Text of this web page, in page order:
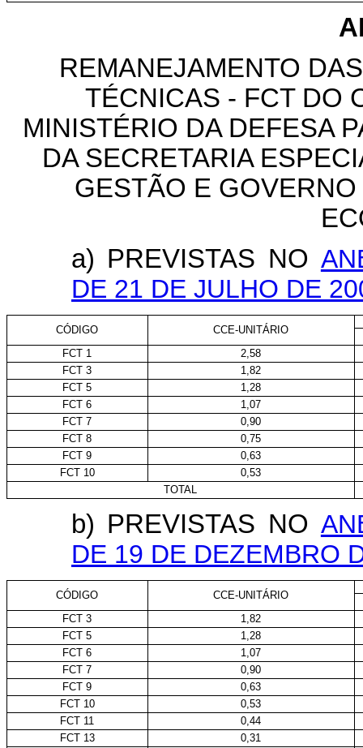
REMANEJAMENTO
TÉCNICAS - FCT DO
MINISTÉRIO DA DEFESA
DA SECRETARIA
GESTÃO E
a) PREVISTAS NO
DE 21 DE JULHO DE
CÓDIGO
CCE-UNITÁRIO
FCT 1
2,58
FCT 3
1,82
FCT 5
1,28
FCT 6
1,07
FCT 7
0,90
FCT 8
0,75
FCT 9
0,63
FCT 10
0,53
TOTAL
b) PREVISTAS NO
DE 19 DE DEZEMBRO
CÓDIGO
CCE-UNITÁRIO
FCT 3
1,82
FCT 5
1,28
FCT 6
1,07
FCT 7
0,90
FCT 9
0,63
FCT 10
0,53
FCT 11
0,44
FCT 13
0,31